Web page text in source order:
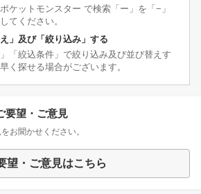
ットモンスター で検索「ー」を「−」
てください。
」及び「絞り込み」する
「絞込条件」で絞り込み及び並び替えす
く探せる場合がございます。
要望・ご意見
お聞かせください。
望・ご意見はこちら